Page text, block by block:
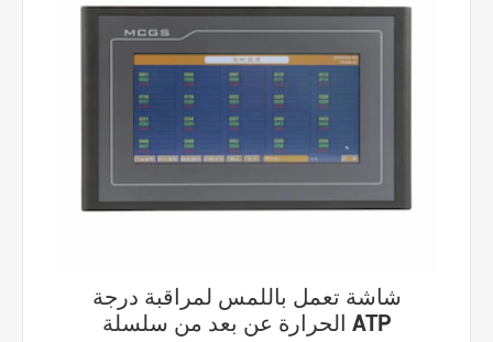
شاشة تعمل باللمس لمراقبة درجة
الحرارة عن بعد من سلسلة ATP